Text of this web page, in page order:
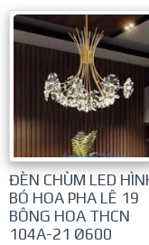
ĐÈN CHÙM LED
BÓ HOA PHA LÊ 19
BÔNG HOA THCN
104A-21 Ø600